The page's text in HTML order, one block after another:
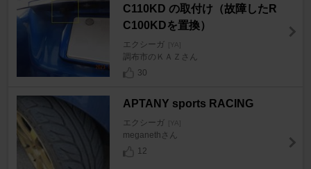
C110KD の取付け（故障したR
C100KDを置換）
エクシーガ [YA]
調布市のＫＡＺさん
30
APTANY sports RACING
エクシーガ [YA]
meganethさん
12